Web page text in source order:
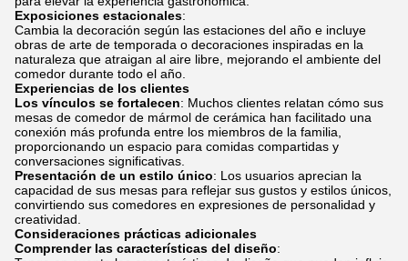
Exposiciones estacionales:
Cambia la decoración según las estaciones del año e incluye
obras de arte de temporada o decoraciones inspiradas en la
naturaleza que atraigan al aire libre, mejorando el ambiente del
comedor durante todo el año.
Experiencias de los clientes
Los vínculos se fortalecen: Muchos clientes relatan cómo sus
mesas de comedor de mármol de cerámica han facilitado una
conexión más profunda entre los miembros de la familia,
proporcionando un espacio para comidas compartidas y
conversaciones significativas.
Presentación de un estilo único: Los usuarios aprecian la
capacidad de sus mesas para reflejar sus gustos y estilos únicos,
convirtiendo sus comedores en expresiones de personalidad y
creatividad.
Consideraciones prácticas adicionales
Comprender las características del diseño: